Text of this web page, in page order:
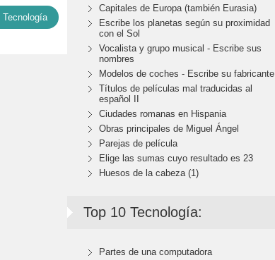
Capitales de Europa (también Eurasia)
Escribe los planetas según su proximidad
con el Sol
Vocalista y grupo musical - Escribe sus
nombres
Modelos de coches - Escribe su fabricante
Títulos de películas mal traducidas al
español II
Ciudades romanas en Hispania
Obras principales de Miguel Ángel
Parejas de película
Elige las sumas cuyo resultado es 23
Huesos de la cabeza (1)
Top 10 Tecnología:
Partes de una computadora